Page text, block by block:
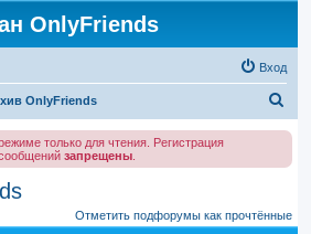
OnlyFriends
Вход
OnlyFriends
только для чтения. Регистрация
запрещены
Отметить подфорумы как прочтённые